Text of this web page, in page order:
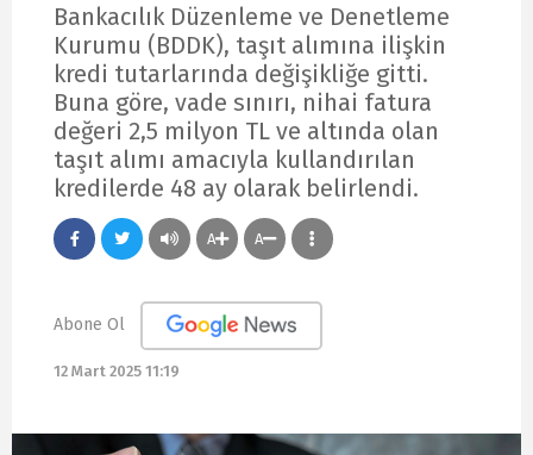
Bankacılık Düzenleme ve Denetleme
Kurumu (BDDK), taşıt alımına ilişkin
kredi tutarlarında değişikliğe gitti.
Buna göre, vade sınırı, nihai fatura
değeri 2,5 milyon TL ve altında olan
taşıt alımı amacıyla kullandırılan
kredilerde 48 ay olarak belirlendi.
A A
Abone Ol
12 Mart 2025 11:19